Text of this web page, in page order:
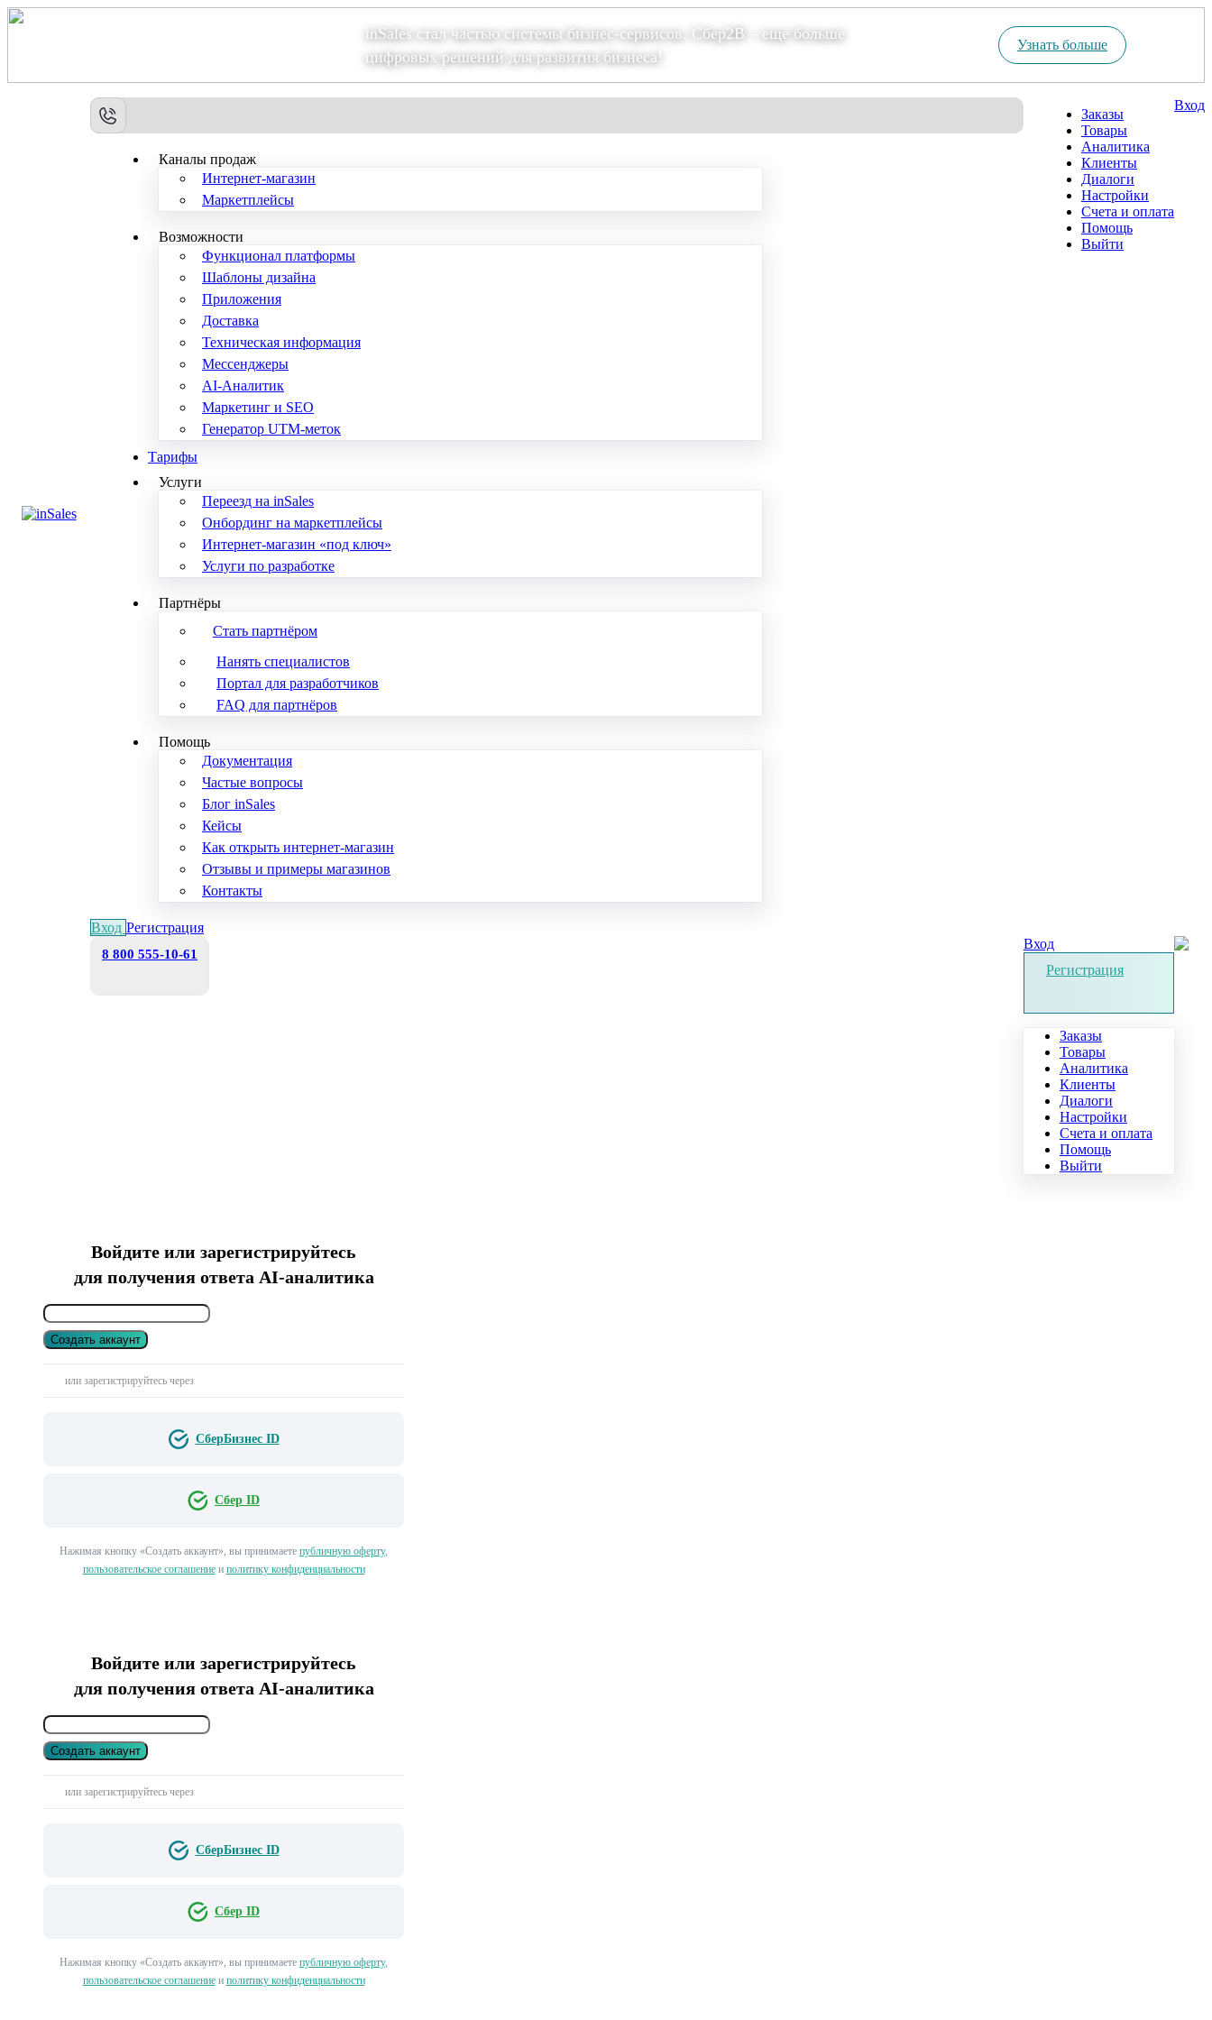
inSales стал частью системы бизнес-сервисов. Сбер2В – еще больше
цифровых решений для развития бизнеса!
Узнать больше
Каналы продаж
Интернет-магазин
Маркетплейсы
Возможности
Функционал платформы
Шаблоны дизайна
Приложения
Доставка
Техническая информация
Мессенджеры
AI-Аналитик
Маркетинг и SEO
Генератор UTM-меток
Тарифы
Услуги
Переезд на inSales
Онбординг на маркетплейсы
Интернет-магазин «под ключ»
Услуги по разработке
Партнёры
Стать партнёром
Нанять специалистов
Портал для разработчиков
FAQ для партнёров
Помощь
Документация
Частые вопросы
Блог inSales
Кейсы
Как открыть интернет-магазин
Отзывы и примеры магазинов
Контакты
Вход Регистрация
Заказы
Товары
Аналитика
Клиенты
Диалоги
Настройки
Счета и оплата
Помощь
Выйти
Вход
8 800 555-10-61
Вход
Регистрация
Заказы
Товары
Аналитика
Клиенты
Диалоги
Настройки
Счета и оплата
Помощь
Выйти
Войдите или зарегистрируйтесь
для получения ответа AI-аналитика
Создать аккаунт
или зарегистрируйтесь через
СберБизнес ID
Сбер ID
Нажимая кнопку «Создать аккаунт», вы принимаете публичную оферту,
пользовательское соглашениеи политику конфиденциальности
Войдите или зарегистрируйтесь
для получения ответа AI-аналитика
Создать аккаунт
или зарегистрируйтесь через
СберБизнес ID
Сбер ID
Нажимая кнопку «Создать аккаунт», вы принимаете публичную оферту,
пользовательское соглашениеи политику конфиденциальности